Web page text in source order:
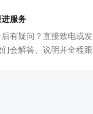
服务
有疑问？直接致电或
会解答、说明并全程跟